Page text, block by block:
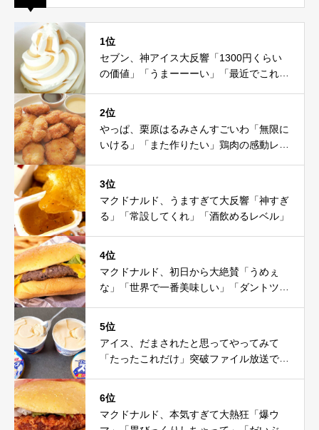
1位
セブン、神アイス大反響「1300円くらい
の価値」「うまーーーい」「最近でこれが
2位
やっぱ、栗原はるみさんすごいわ「無限に
いける」「また作りたい」鶏肉の感動レシ
3位
マクドナルド、うますぎて大反響「神すぎ
る」「常設してくれ」「酒飲めるレベル」
4位
マクドナルド、初日から大絶賛「うめぇ
な」「世界で一番美味しい」「ダントツ」
5位
アイス、だまされたと思ってやってみて
「たったこれだけ」突破ファイル放送で大
6位
マクドナルド、本気すぎて大熱狂「爆ウ